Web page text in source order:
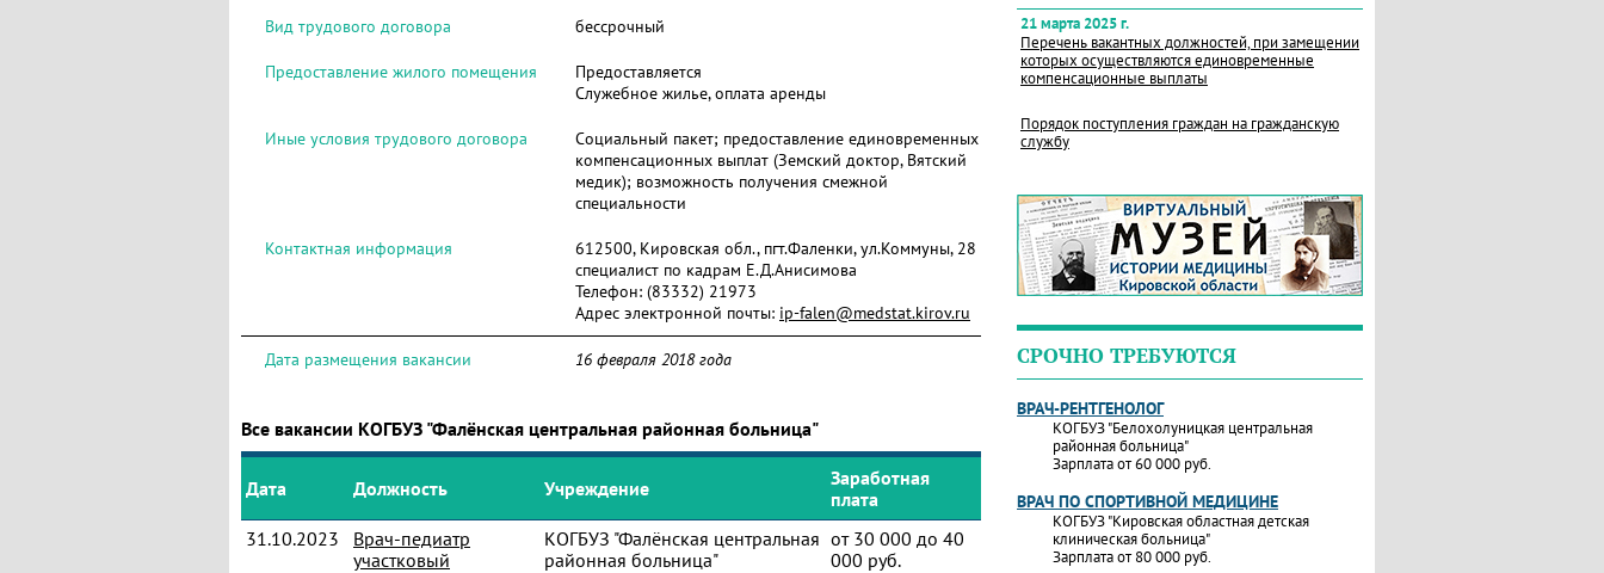
Вид трудового договора бессрочный
Предоставление жилого помещения
Предоставляется
Служебное жилье, оплата аренды
Иные условия трудового договора
Социальный пакет; предоставление единовременных
компенсационных выплат (Земский доктор, Вятский
медик); возможность получения смежной
специальности
Контактная информация
612500, Кировская обл., пгт.Фаленки, ул.Коммуны, 28
специалист по кадрам Е.Д.Анисимова
Телефон: (83332) 21973
Адрес электронной почты: ip-falen@medstat.kirov.ru
Дата размещения вакансии 16 февраля 2018 года
Все вакансии КОГБУЗ "Фалёнская центральная районная больница"
Дата Должность Учреждение
Заработная
плата
31.10.2023
Врач-педиатр
участковый
КОГБУЗ "Фалёнская центральная
районная больница"
от 30 000 до 40
000 руб.
21 марта 2025 г.
Перечень вакантных должностей, при замещении
которых осуществляются единовременные
компенсационные выплаты
Порядок поступления граждан на гражданскую
службу
СРОЧНО ТРЕБУЮТСЯ
ВРАЧ-РЕНТГЕНОЛОГ
КОГБУЗ "Белохолуницкая центральная
районная больница"
Зарплата от 60 000 руб.
ВРАЧ ПО СПОРТИВНОЙ МЕДИЦИНЕ
КОГБУЗ "Кировская областная детская
клиническая больница"
Зарплата от 80 000 руб.